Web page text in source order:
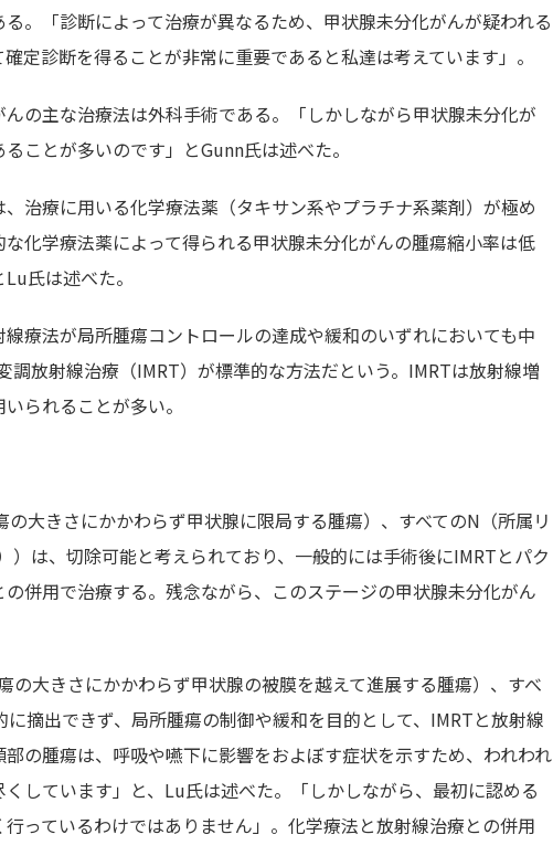
。「診断によって治療が異なるため、甲状腺未分化がんが疑われる
定診断を得ることが非常に重要であると私達は考えています」。
の主な治療法は外科手術である。「しかしながら甲状腺未分化が
ことが多いのです」とGunn氏は述べた。
治療に用いる化学療法薬（タキサン系やプラチナ系薬剤）が極め
化学療法薬によって得られる甲状腺未分化がんの腫瘍縮小率は低
氏は述べた。
療法が局所腫瘍コントロールの達成や緩和のいずれにおいても中
調放射線治療（IMRT）が標準的な方法だという。IMRTは放射線増
られることが多い。
大きさにかかわらず甲状腺に限局する腫瘍）、すべてのN（所属リ
）は、切除可能と考えられており、一般的には手術後にIMRTとパク
併用で治療する。残念ながら、このステージの甲状腺未分化がん
大きさにかかわらず甲状腺の被膜を越えて進展する腫瘍）、すべ
摘出できず、局所腫瘍の制御や緩和を目的として、IMRTと放射線
の腫瘍は、呼吸や嚥下に影響をおよぼす症状を示すため、われわれ
しています」と、Lu氏は述べた。「しかしながら、最初に認める
っているわけではありません」。化学療法と放射線治療との併用